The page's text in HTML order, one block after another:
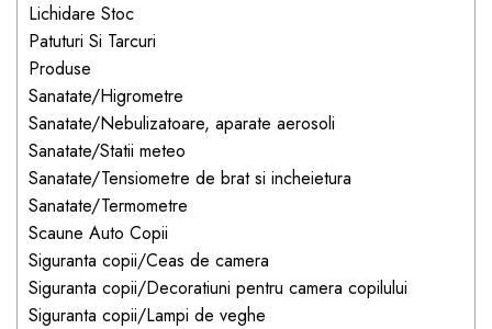
Lichidare Stoc
Patuturi Si Tarcuri
Produse
Sanatate/Higrometre
Sanatate/Nebulizatoare, aparate aerosoli
Sanatate/Statii meteo
Sanatate/Tensiometre de brat si incheietura
Sanatate/Termometre
Scaune Auto Copii
Siguranta copii/Ceas de camera
Siguranta copii/Decoratiuni pentru camera copilului
Siguranta copii/Lampi de veghe